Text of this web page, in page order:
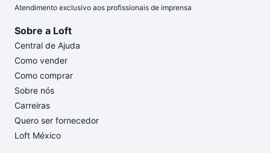
Atendimento exclusivo aos profissionais de imprensa
Sobre a Loft
Central de Ajuda
Como vender
Como comprar
Sobre nós
Carreiras
Quero ser fornecedor
Loft México